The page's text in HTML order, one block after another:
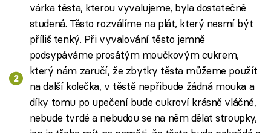
várka těsta, kterou vyvalujeme, byla dostatečně
studená. Těsto rozválíme na plát, který nesmí být
příliš tenký. Při vyvalování těsto jemně
podsypáváme prosátým moučkovým cukrem,
který nám zaručí, že zbytky těsta můžeme použít
na další kolečka, v těstě nepřibude žádná mouka a
díky tomu po upečení bude cukroví krásně vláčné,
nebude tvrdé a nebudou se na něm dělat stroupky,